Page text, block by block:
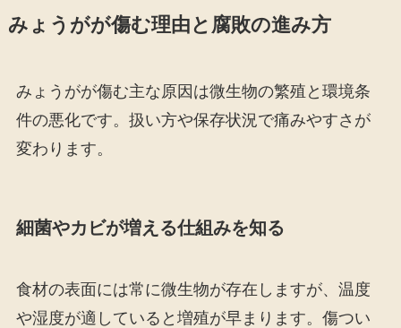
みょうがが傷む理由と腐敗の進み方
みょうがが傷む主な原因は微生物の繁殖と環境条
件の悪化です。扱い方や保存状況で痛みやすさが
変わります。
細菌やカビが増える仕組みを知る
食材の表面には常に微生物が存在しますが、温度
や湿度が適していると増殖が早まります。傷つい